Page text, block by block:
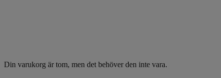
Din varukorg är tom, men det behöver den inte vara.